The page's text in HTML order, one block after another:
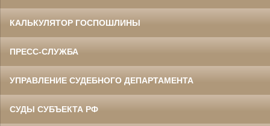
КАЛЬКУЛЯТОР ГОСПОШЛИНЫ
ПРЕСС-СЛУЖБА
УПРАВЛЕНИЕ СУДЕБНОГО ДЕПАРТАМЕНТА
СУДЫ СУБЪЕКТА РФ